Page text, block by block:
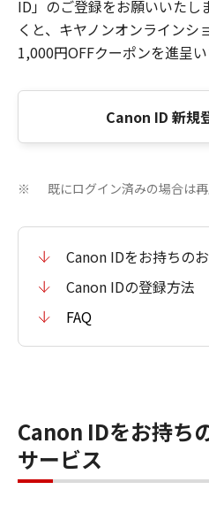
ID」のご登録をお願いいたし
くと、キヤノンオンラインシ
1,000円OFFクーポンを進呈い
Canon ID 新規
※ 既にログイン済みの場合は
Canon IDをお持ちの
Canon IDの登録方法
FAQ
Canon IDをお持ち
サービス